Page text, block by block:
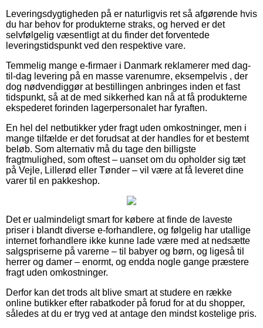
Leveringsdygtigheden på er naturligvis ret så afgørende hvis
du har behov for produkterne straks, og herved er det
selvfølgelig væsentligt at du finder det forventede
leveringstidspunkt ved den respektive vare.
Temmelig mange e-firmaer i Danmark reklamerer med dag-
til-dag levering på en masse varenumre, eksempelvis , der
dog nødvendiggør at bestillingen anbringes inden et fast
tidspunkt, så at de med sikkerhed kan nå at få produkterne
ekspederet forinden lagerpersonalet har fyraften.
En hel del netbutikker yder fragt uden omkostninger, men i
mange tilfælde er det forudsat at der handles for et bestemt
beløb. Som alternativ må du tage den billigste
fragtmulighed, som oftest – uanset om du opholder sig tæt
på Vejle, Lillerød eller Tønder – vil være at få leveret dine
varer til en pakkeshop.
Det er ualmindeligt smart for købere at finde de laveste
priser i blandt diverse e-forhandlere, og følgelig har utallige
internet forhandlere ikke kunne lade være med at nedsætte
salgspriserne på varerne – til babyer og børn, og ligeså til
herrer og damer – enormt, og endda nogle gange præstere
fragt uden omkostninger.
Derfor kan det trods alt blive smart at studere en række
online butikker efter rabatkoder på forud for at du shopper,
således at du er tryg ved at antage den mindst kostelige pris.